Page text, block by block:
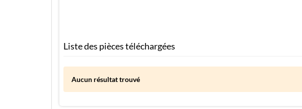
Liste des pièces téléchargées
Aucun résultat trouvé